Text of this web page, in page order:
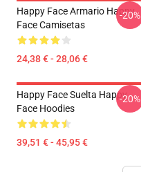
Happy Face Armario Happy
Face Camisetas
24,38 € - 28,06 €
-20%
Happy Face Suelta Happy
Face Hoodies
39,51 € - 45,95 €
-20%